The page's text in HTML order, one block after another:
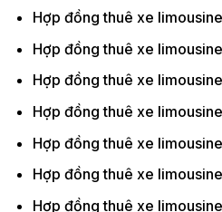
Hợp đồng thuê xe
Hợp đồng thuê xe
Hợp đồng thuê xe
Hợp đồng thuê xe
Hợp đồng thuê xe
Hợp đồng thuê xe
Hợp đồng thuê xe